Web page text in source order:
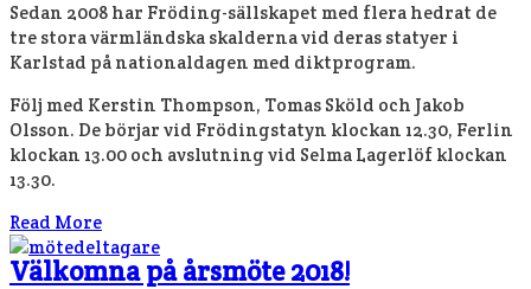
Sedan 2008 har Fröding-sällskapet med flera hedrat de
tre stora värmländska skalderna vid deras statyer i
Karlstad på nationaldagen med diktprogram.
Följ med Kerstin Thompson, Tomas Sköld och Jakob
Olsson. De börjar vid Frödingstatyn klockan 12.30, Ferlin
klockan 13.00 och avslutning vid Selma Lagerlöf klockan
13.30.
Read More
Välkomna på årsmöte 2018!